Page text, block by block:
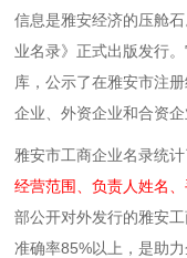
信息是雅安经济的压舱
业名录》正式出版发行
库，公示了在雅安市注
企业、外资企业和合资企
雅安市工商企业名录统
经营范围、负责人姓名
部公开对外发行的雅安
准确率85%以上，是助